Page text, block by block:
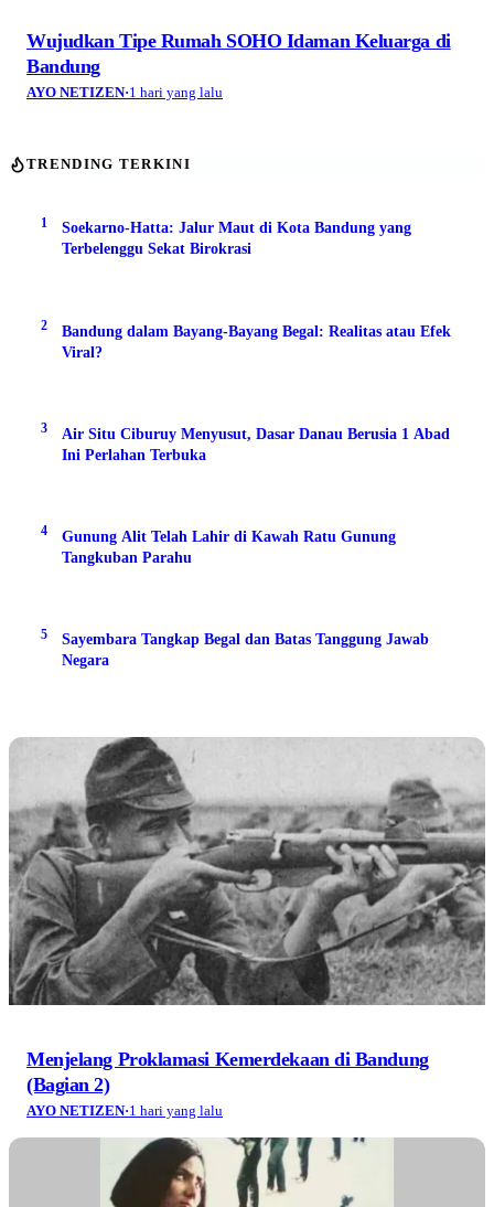
Wujudkan Tipe Rumah SOHO Idaman Keluarga di
Bandung
AYO NETIZEN·1 hari yang lalu
TRENDING TERKINI
1
Soekarno-Hatta: Jalur Maut di Kota Bandung yang
Terbelenggu Sekat Birokrasi
2
Bandung dalam Bayang-Bayang Begal: Realitas atau Efek
Viral?
3
Air Situ Ciburuy Menyusut, Dasar Danau Berusia 1 Abad
Ini Perlahan Terbuka
4
Gunung Alit Telah Lahir di Kawah Ratu Gunung
Tangkuban Parahu
5
Sayembara Tangkap Begal dan Batas Tanggung Jawab
Negara
Menjelang Proklamasi Kemerdekaan di Bandung
(Bagian 2)
AYO NETIZEN·1 hari yang lalu